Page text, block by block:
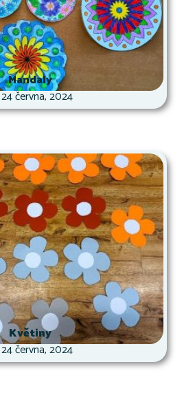
Mandaly
24 června, 2024
Květiny
24 června, 2024